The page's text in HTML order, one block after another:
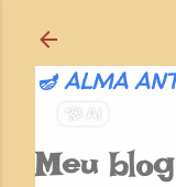
🪔 ALMA
Meu